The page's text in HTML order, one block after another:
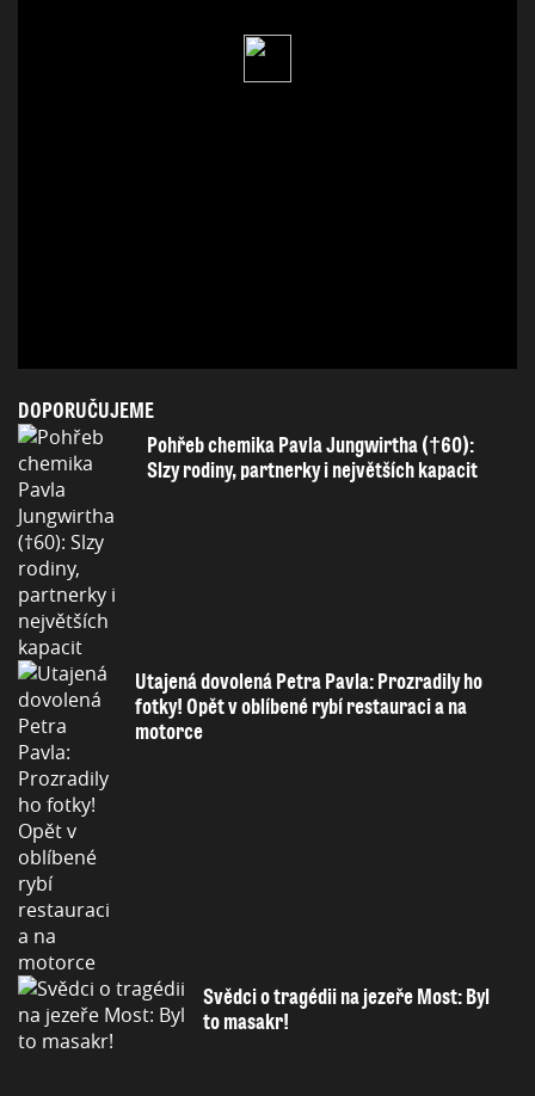
DOPORUČUJEME
Pohřeb chemika Pavla Jungwirtha (†60):
Slzy rodiny, partnerky i největších kapacit
Utajená dovolená Petra Pavla: Prozradily ho
fotky! Opět v oblíbené rybí restauraci a na
motorce
Svědci o tragédii na jezeře Most: Byl
to masakr!